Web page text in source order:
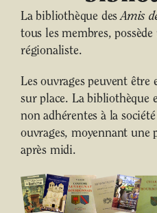
La bibliothèque desAmis
tous les membres,
régionaliste.
Les ouvrages peuvent être
sur place. La bibliothèque
non adhérentes à la
ouvrages, moyennant une
après midi.